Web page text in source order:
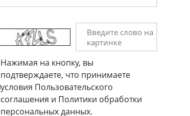
Введите слово на
картинке
Нажимая на кнопку, вы
подтверждаете, что принимаете
условия Пользовательского
соглашения и Политики обработки
персональных данных.